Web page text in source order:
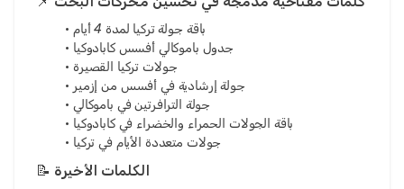
باقة جولة تركيا لمدة 4 أيام
جدول باموكالي أفسس كابادوكيا
جولات تركيا القصيرة
جولة إرشادية في أفسس من إزمير
جولة الترافرتين في باموكالي
باقة الجولات الحمراء والخضراء في كابادوكيا
جولات متعددة الأيام في تركيا
📝 الكلمات الأخيرة